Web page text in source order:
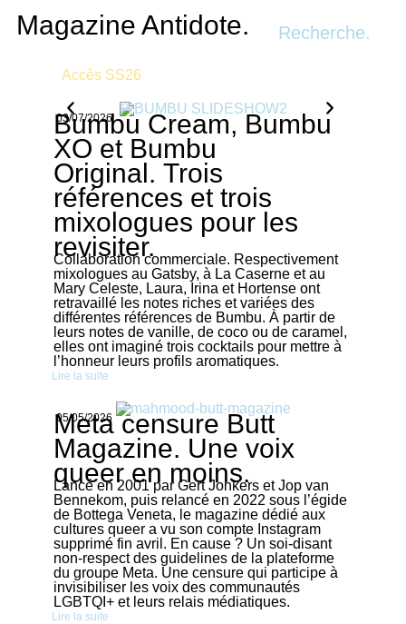
Recherche.
03/07/2026
Bumbu Cream, Bumbu
XO et Bumbu
Original. Trois
références et trois
mixologues pour les
revisiter.
Collaboration commerciale. Respectivement
mixologues au Gatsby, à La Caserne et au
Mary Celeste, Laura, Irina et Hortense ont
retravaillé les notes riches et variées des
différentes références de Bumbu. À partir de
leurs notes de vanille, de coco ou de caramel,
elles ont imaginé trois cocktails pour mettre à
l’honneur leurs profils aromatiques.
Lire la suite
05/05/2026
Meta censure Butt
Magazine. Une voix
queer en moins.
Lancé en 2001 par Gert Jonkers et Jop van
Bennekom, puis relancé en 2022 sous l’égide
de Bottega Veneta, le magazine dédié aux
cultures queer a vu son compte Instagram
supprimé fin avril. En cause ? Un soi-disant
non-respect des guidelines de la plateforme
du groupe Meta. Une censure qui participe à
invisibiliser les voix des communautés
LGBTQI+ et leurs relais médiatiques.
Lire la suite